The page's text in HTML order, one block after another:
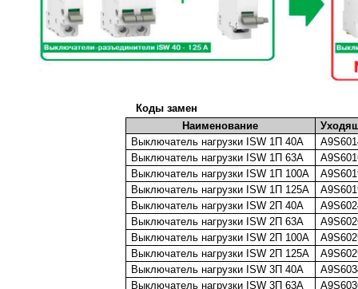
Коды замен
Наименование
Выключатель нагрузки ISW 1П 40А
Выключатель нагрузки ISW 1П 63А
Выключатель нагрузки ISW 1П 100А
Выключатель нагрузки ISW 1П 125А
Выключатель нагрузки ISW 2П 40А
Выключатель нагрузки ISW 2П 63А
Выключатель нагрузки ISW 2П 100А
Выключатель нагрузки ISW 2П 125А
Выключатель нагрузки ISW 3П 40А
Выключатель нагрузки ISW 3П 63А